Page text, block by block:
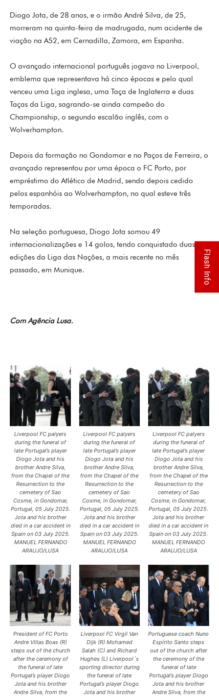
Diogo Jota, de 28 anos, e o irmão André Silva, de 25,
morreram na quinta-feira de madrugada, num acidente de
viação na A52, em Cernadilla, Zamora, em Espanha.
O avançado internacional português jogava no Liverpool,
emblema que representava há cinco épocas e pelo qual
venceu uma Liga inglesa, uma Taça de Inglaterra e duas
Taças da Liga, sagrando-se ainda campeão do
Championship, o segundo escalão inglês, com o
Wolverhampton.
Depois da formação no Gondomar e no Paços de Ferreira, o
avançado representou por uma época o FC Porto, por
empréstimo do Atlético de Madrid, sendo depois cedido
pelos espanhóis ao Wolverhampton, no qual esteve três
temporadas.
Na seleção portuguesa, Diogo Jota somou 49
internacionalizações e 14 golos, tendo conquistado duas
edições da Liga das Nações, a mais recente no mês
passado, em Munique.
Com Agência Lusa.
Liverpool FC palyers
during the funeral of
late Portugal’s player
Diogo Jota and his
brother Andre Silva,
from the Chapel of the
Resurrection to the
cemetery of Sao
Cosme, in Gondomar,
Portugal, 05 July 2025.
Jota and his brother
died in a car accident in
Spain on 03 July 2025.
MANUEL FERNANDO
ARAUJO/LUSA
Liverpool FC palyers
during the funeral of
late Portugal’s player
Diogo Jota and his
brother Andre Silva,
from the Chapel of the
Resurrection to the
cemetery of Sao
Cosme, in Gondomar,
Portugal, 05 July 2025.
Jota and his brother
died in a car accident in
Spain on 03 July 2025.
MANUEL FERNANDO
ARAUJO/LUSA
Liverpool FC palyers
during the funeral of
late Portugal’s player
Diogo Jota and his
brother Andre Silva,
from the Chapel of the
Resurrection to the
cemetery of Sao
Cosme, in Gondomar,
Portugal, 05 July 2025.
Jota and his brother
died in a car accident in
Spain on 03 July 2025.
MANUEL FERNANDO
ARAUJO/LUSA
President of FC Porto
Andre Villas Boas (R)
steps out of the church
after the ceremony of
the funeral of late
Portugal’s player Diogo
Jota and his brother
Andre Silva, from the
Liverpool FC Virgil Van
Dijk (R) Mohamed
Salah (C) and Richard
Hughes (L) Liverpool´s
sporting director during
the funeral of late
Portugal’s player Diogo
Jota and his brother
Portuguese coach Nuno
Espírito Santo steps
out of the church after
the ceremony of the
funeral of late
Portugal’s player Diogo
Jota and his brother
Andre Silva, from the
Flash Info